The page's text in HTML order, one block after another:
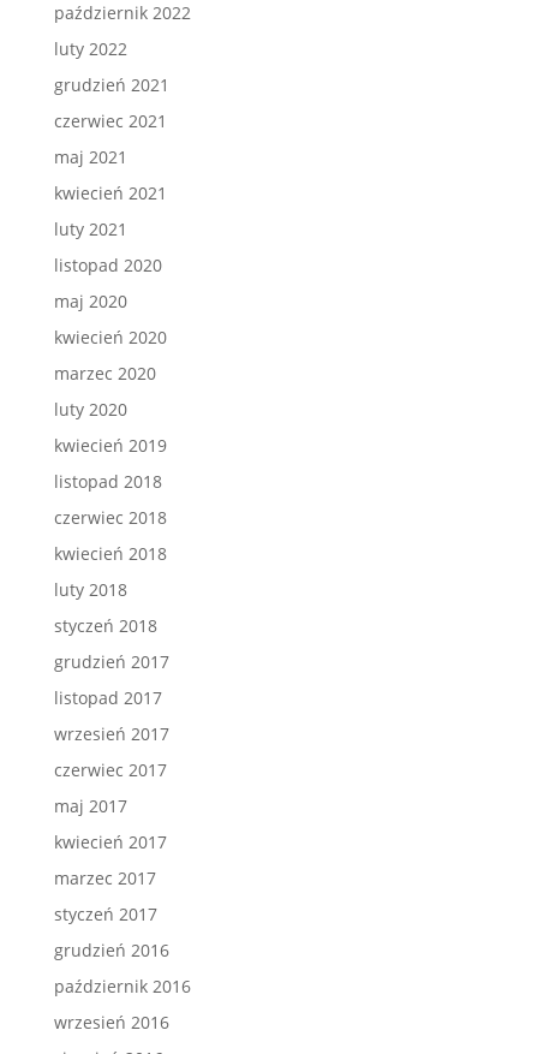
październik 2022
luty 2022
grudzień 2021
czerwiec 2021
maj 2021
kwiecień 2021
luty 2021
listopad 2020
maj 2020
kwiecień 2020
marzec 2020
luty 2020
kwiecień 2019
listopad 2018
czerwiec 2018
kwiecień 2018
luty 2018
styczeń 2018
grudzień 2017
listopad 2017
wrzesień 2017
czerwiec 2017
maj 2017
kwiecień 2017
marzec 2017
styczeń 2017
grudzień 2016
październik 2016
wrzesień 2016